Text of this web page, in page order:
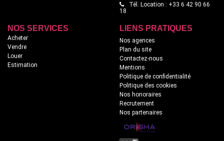
Tél. Location : +33 6 42 90 66
18
NOS SERVICES
Acheter
Vendre
Louer
Estimation
LIENS PRATIQUES
Nos agences
Plan du site
Contactez-nous
Mentions
Politique de confidentialité
Politique des cookies
Nos honoraires
Recrutement
Nos partenaires